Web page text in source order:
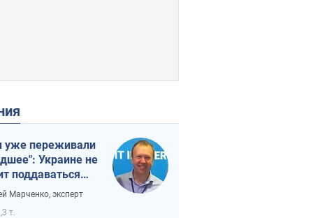
переживали
Украине не
поддаваться
из-за
Марченко, эксперт
т.